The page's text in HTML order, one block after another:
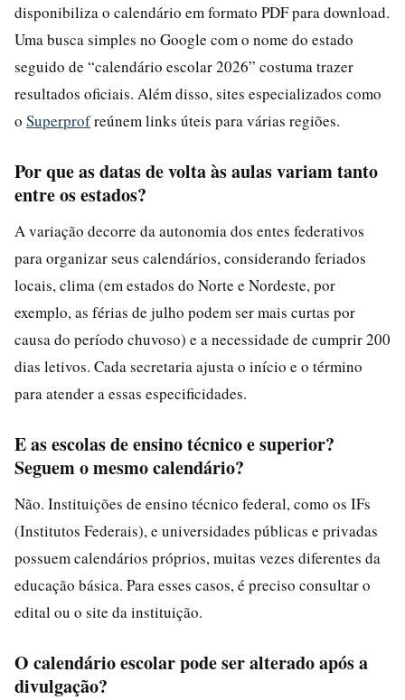
disponibiliza o calendário em formato PDF para download.
Uma busca simples no Google com o nome do estado
seguido de “calendário escolar 2026” costuma trazer
resultados oficiais. Além disso, sites especializados como
o Superprofreúnem links úteis para várias regiões.
Por que as datas de volta às aulas variam tanto
entre os estados?
A variação decorre da autonomia dos entes federativos
para organizar seus calendários, considerando feriados
locais, clima (em estados do Norte e Nordeste, por
exemplo, as férias de julho podem ser mais curtas por
causa do período chuvoso) e a necessidade de cumprir 200
dias letivos. Cada secretaria ajusta o início e o término
para atender a essas especificidades.
E as escolas de ensino técnico e superior?
Seguem o mesmo calendário?
Não. Instituições de ensino técnico federal, como os IFs
(Institutos Federais), e universidades públicas e privadas
possuem calendários próprios, muitas vezes diferentes da
educação básica. Para esses casos, é preciso consultar o
edital ou o site da instituição.
O calendário escolar pode ser alterado após a
divulgação?